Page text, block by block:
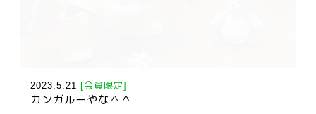
2023.5.21 [会員限定]
カンガルーやな＾＾